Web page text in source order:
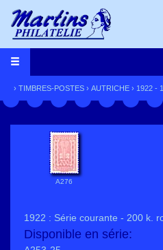
› TIMBRES-POSTES › AUTRICHE › 1922 -
A276
1922 : Série courante - 200 k.
Disponible en série: